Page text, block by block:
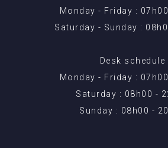
Monday - Friday :
Saturday - Sunday :
Desk schedule
Monday - Friday :
Saturday : 08h00 -
Sunday : 08h00 -